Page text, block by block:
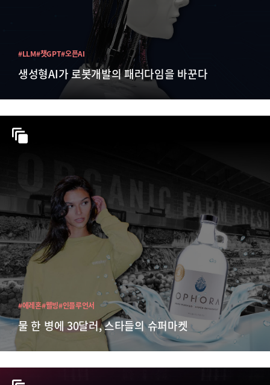
생성형AI가 로봇개발의 패러다임을 바꾼다
#LLM#챗GPT#오픈AI
물 한 병에 30달러, 스타들의 슈퍼마켓
#에레혼#웰빙#인플루언서